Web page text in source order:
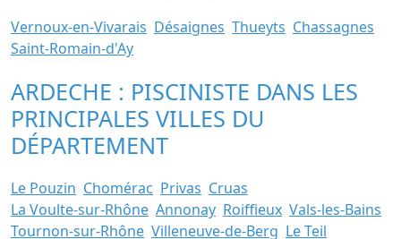
Vernoux-en-Vivarais Désaignes Thueyts Chassagnes
Saint-Romain-d'Ay
ARDECHE : PISCINISTE DANS LES
PRINCIPALES VILLES DU
DÉPARTEMENT
Le Pouzin Chomérac Privas Cruas
La Voulte-sur-Rhône Annonay Roiffieux Vals-les-Bains
Tournon-sur-Rhône Villeneuve-de-Berg Le Teil